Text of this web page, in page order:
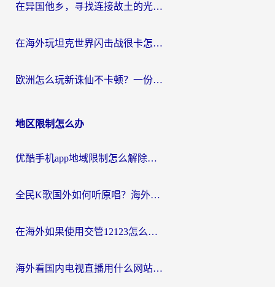
在异国他乡，寻找连接故土的光明大陆免费加速器
在海外玩坦克世界闪击战很卡怎么办？老玩家亲测有效的加速器选择指南
欧洲怎么玩新诛仙不卡顿？一份给海外游子的国服游戏畅玩指南
地区限制怎么办
优酷手机app地域限制怎么解除？海外党亲测有效的追剧方案
全民K歌国外如何听原唱？海外党亲测有效的回国加速器选择指南
在海外如果使用交管12123怎么处理？留学生亲测有效的回国加速方案
海外看国内电视直播用什么网站比较好？一篇解决你所有追剧难题的实用指南